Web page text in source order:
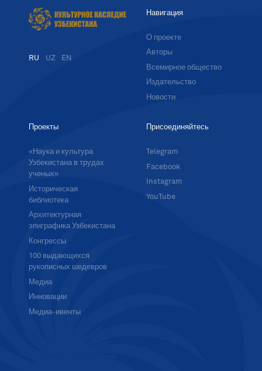
RU UZ EN
Навигация
О проекте
Авторы
Всемирное общество
Издательство
Новости
Проекты
«Наука и культура
Узбекистана в трудах
ученых»
Историческая
библиотека
Архитектурная
эпиграфика Узбекистана
Конгрессы
100 выдающихся
рукописных шедевров
Медиа
Инновации
Медиа-ивенты
Присоединяйтесь
Telegram
Facebook
Instagram
YouTube